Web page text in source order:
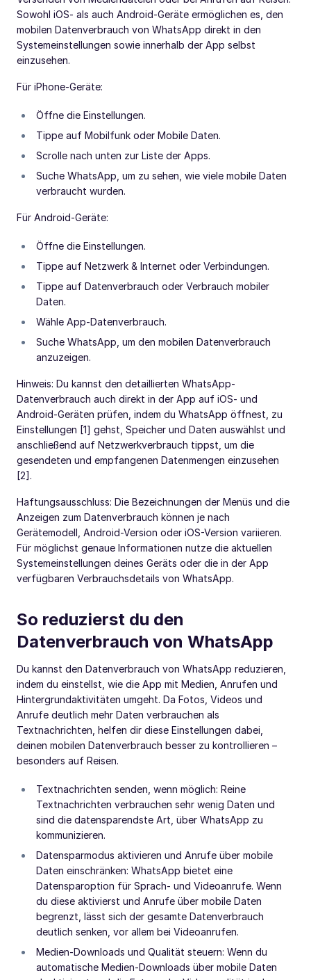
Sowohl iOS- als auch Android-Geräte ermöglichen es, den
mobilen Datenverbrauch von WhatsApp direkt in den
Systemeinstellungen sowie innerhalb der App selbst
einzusehen.
Für iPhone-Geräte:
Öffne die Einstellungen.
Tippe auf Mobilfunk oder Mobile Daten.
Scrolle nach unten zur Liste der Apps.
Suche WhatsApp, um zu sehen, wie viele mobile Daten
verbraucht wurden.
Für Android-Geräte:
Öffne die Einstellungen.
Tippe auf Netzwerk & Internet oder Verbindungen.
Tippe auf Datenverbrauch oder Verbrauch mobiler
Daten.
Wähle App-Datenverbrauch.
Suche WhatsApp, um den mobilen Datenverbrauch
anzuzeigen.
Hinweis: Du kannst den detaillierten WhatsApp-
Datenverbrauch auch direkt in der App auf iOS- und
Android-Geräten prüfen, indem du WhatsApp öffnest, zu
Einstellungen [1] gehst, Speicher und Daten auswählst und
anschließend auf Netzwerkverbrauch tippst, um die
gesendeten und empfangenen Datenmengen einzusehen
[2].
Haftungsausschluss: Die Bezeichnungen der Menüs und die
Anzeigen zum Datenverbrauch können je nach
Gerätemodell, Android-Version oder iOS-Version variieren.
Für möglichst genaue Informationen nutze die aktuellen
Systemeinstellungen deines Geräts oder die in der App
verfügbaren Verbrauchsdetails von WhatsApp.
So reduzierst du den
Datenverbrauch von WhatsApp
Du kannst den Datenverbrauch von WhatsApp reduzieren,
indem du einstellst, wie die App mit Medien, Anrufen und
Hintergrundaktivitäten umgeht. Da Fotos, Videos und
Anrufe deutlich mehr Daten verbrauchen als
Textnachrichten, helfen dir diese Einstellungen dabei,
deinen mobilen Datenverbrauch besser zu kontrollieren –
besonders auf Reisen.
Textnachrichten senden, wenn möglich: Reine
Textnachrichten verbrauchen sehr wenig Daten und
sind die datensparendste Art, über WhatsApp zu
kommunizieren.
Datensparmodus aktivieren und Anrufe über mobile
Daten einschränken: WhatsApp bietet eine
Datensparoption für Sprach- und Videoanrufe. Wenn
du diese aktivierst und Anrufe über mobile Daten
begrenzt, lässt sich der gesamte Datenverbrauch
deutlich senken, vor allem bei Videoanrufen.
Medien-Downloads und Qualität steuern: Wenn du
automatische Medien-Downloads über mobile Daten